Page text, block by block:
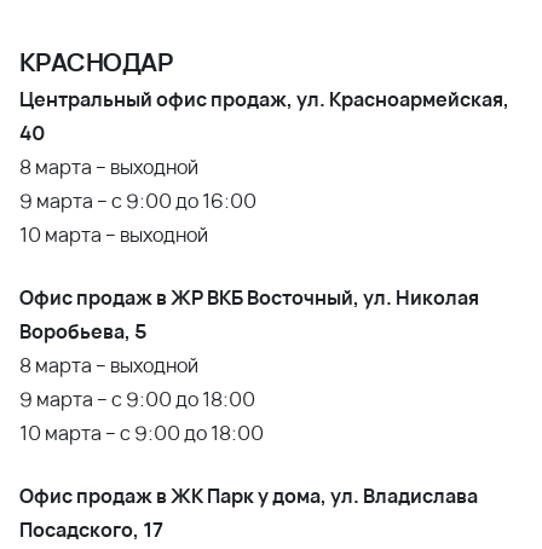
КРАСНОДАР
Центральный офис продаж, ул. Красноармейская,
40
8 марта – выходной
9 марта – с 9:00 до 16:00
10 марта – выходной
Офис продаж в ЖР ВКБ Восточный, ул. Николая
Воробьева, 5
8 марта – выходной
9 марта – с 9:00 до 18:00
10 марта – с 9:00 до 18:00
Офис продаж в ЖК Парк у дома, ул. Владислава
Посадского, 17